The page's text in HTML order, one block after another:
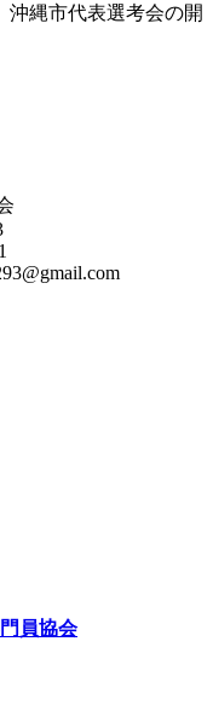
縄市代表選考会の開
員協会